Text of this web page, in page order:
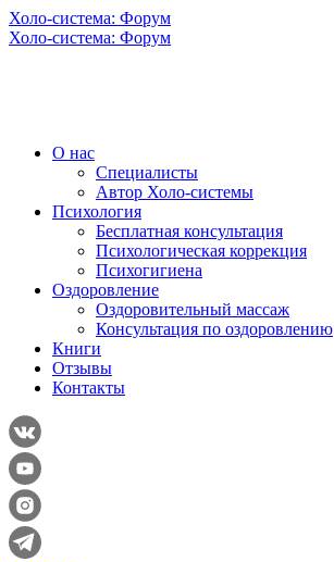
Холо-система: Форум
Холо-система: Форум
О нас
Специалисты
Автор Холо-системы
Психология
Бесплатная консультация
Психологическая коррекция
Психогигиена
Оздоровление
Оздоровительный массаж
Консультация по оздоровлению
Книги
Отзывы
Контакты